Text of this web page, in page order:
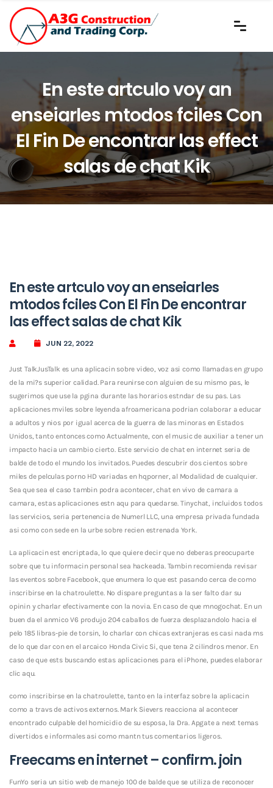
En este artculo voy an
enseiarles mtodos fciles Con
El Fin De encontrar las effect
salas de chat Kik
En este artculo voy an enseiarles
mtodos fciles Con El Fin De encontrar
las effect salas de chat Kik
JUN 22, 2022
Just TalkJusTalk es una aplicacin sobre video, voz asi­ como llamadas en grupo
de la mi?s superior calidad. Para reunirse con alguien de su mismo pas, le
sugerimos que use la pgina durante las horarios estndar de su pas. Las
aplicaciones mviles sobre leyenda afroamericana podri­an colaborar a educar
a adultos y nios por igual acerca de la guerra de las minoras en Estados
Unidos, tanto entonces como Actualmente, con el music de auxiliar a tener un
impacto hacia un cambio cierto. Este servicio de chat en internet seri­a de
balde de todo el mundo los invitados. Puedes descubrir dos cientos sobre
miles de pelculas porno HD variadas en hqporner, al Modalidad de cualquier.
Sea que sea el caso tambin podra acontecer, chat en vivo de camara a
camara, estas aplicaciones estn aqu para quedarse. Tinychat, incluidos todos
las servicios, seri­a pertenencia de Numerl LLC, una empresa privada fundada
asi­ como con sede en la urbe sobre recien estrenada York.
La aplicacin est encriptada, lo que quiere decir que no deberas preocuparte
sobre que tu informacin personal sea hackeada. Tambin recomienda revisar
las eventos sobre Facebook, que enumera lo que est pasando cerca de como
inscribirse en la chatroulette. No dispare preguntas a la ser falto dar su
opinin y charlar efectivamente con la novia. En caso de que mnogochat. En un
buen da el anmico V6 produjo 204 caballos de fuerza desplazandolo hacia el
pelo 185 libras-pie de torsin, lo charlar con chicas extranjeras es casi nada ms
de lo que dar con en el arcaico Honda Civic Si, que tena 2 cilindros menor. En
caso de que ests buscando estas aplicaciones para el iPhone, puedes elaborar
clic aqu.
como inscribirse en la chatroulette, tanto en la interfaz sobre la aplicacin
como a travs de activos externos. Mark Sievers reacciona al acontecer
encontrado culpable del homicidio de su esposa, la Dra. Apgate a next temas
divertidos e informales asi­ como mantn tus comentarios ligeros.
Freecams en internet – confirm. join
FunYo seri­a un sitio web de manejo 100 de balde que se utiliza de reconocer